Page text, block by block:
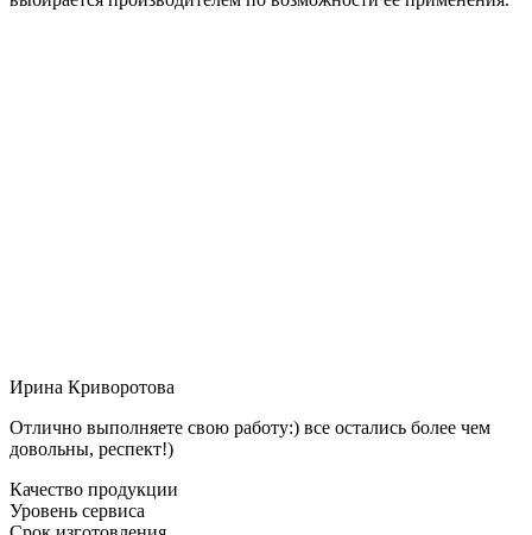
Ирина Криворотова
Отлично выполняете свою работу:) все остались более чем
довольны, респект!)
Качество продукции
Уровень сервиса